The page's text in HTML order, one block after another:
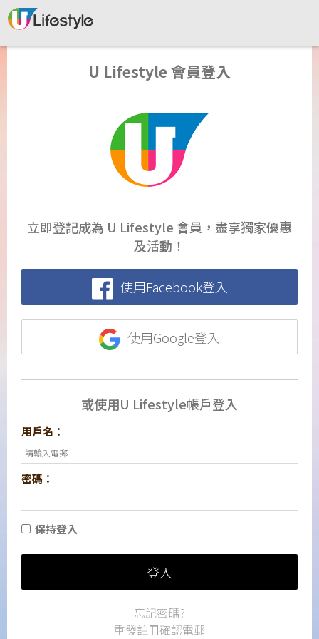
U Lifestyle 會員登入
立即登記成為 U Lifestyle 會員，盡享獨家優惠
及活動！
使用Facebook登入
使用Google登入
或使用U Lifestyle帳戶登入
用戶名：
密碼：
保持登入
登入
忘記密碼?
重發註冊確認電郵